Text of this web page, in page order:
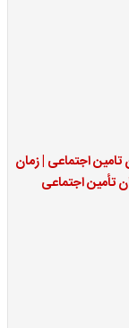
اجتماعی | زمان
تأمین اجتماعی